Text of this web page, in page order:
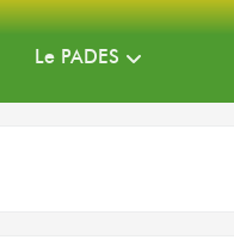
Le PADES